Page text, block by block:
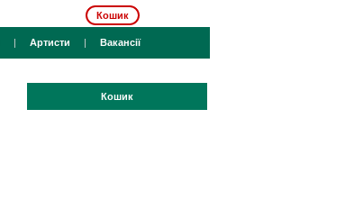
Кошик
| Артисти | Вакансії
Кошик